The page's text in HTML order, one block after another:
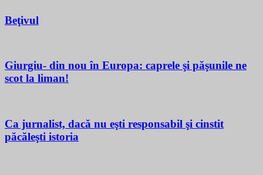
Beţivul
Giurgiu- din nou în Europa: caprele şi păşunile ne
scot la liman!
Ca jurnalist, dacă nu eşti responsabil şi cinstit
păcăleşti istoria